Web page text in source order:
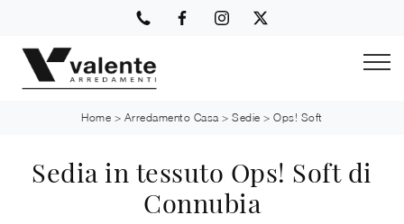
Home > Arredamento Casa >Sedie >Ops! Soft
Sedia in tessuto Ops! Soft di
Connubia